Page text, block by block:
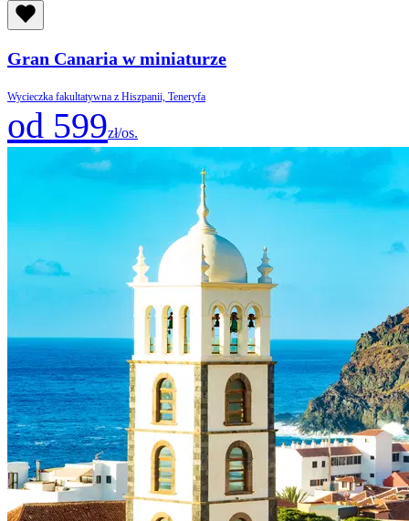
Gran Canaria w miniaturze
Wycieczka fakultatywna z Hiszpanii, Teneryfa
od 599zł/os.